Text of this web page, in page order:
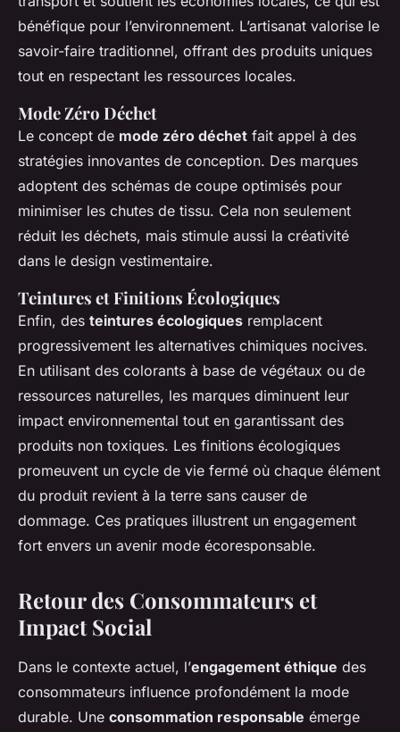
bénéfique pour l’environnement. L’artisanat valorise le
savoir-faire traditionnel, offrant des produits uniques
tout en respectant les ressources locales.
Mode Zéro Déchet
Le concept de mode zéro déchet fait appel à des
stratégies innovantes de conception. Des marques
adoptent des schémas de coupe optimisés pour
minimiser les chutes de tissu. Cela non seulement
réduit les déchets, mais stimule aussi la créativité
dans le design vestimentaire.
Teintures et Finitions Écologiques
Enfin, des teintures écologiques remplacent
progressivement les alternatives chimiques nocives.
En utilisant des colorants à base de végétaux ou de
ressources naturelles, les marques diminuent leur
impact environnemental tout en garantissant des
produits non toxiques. Les finitions écologiques
promeuvent un cycle de vie fermé où chaque élément
du produit revient à la terre sans causer de
dommage. Ces pratiques illustrent un engagement
fort envers un avenir mode écoresponsable.
Retour des Consommateurs et
Impact Social
Dans le contexte actuel, l’engagement éthique des
consommateurs influence profondément la mode
durable. Une consommation responsable émerge